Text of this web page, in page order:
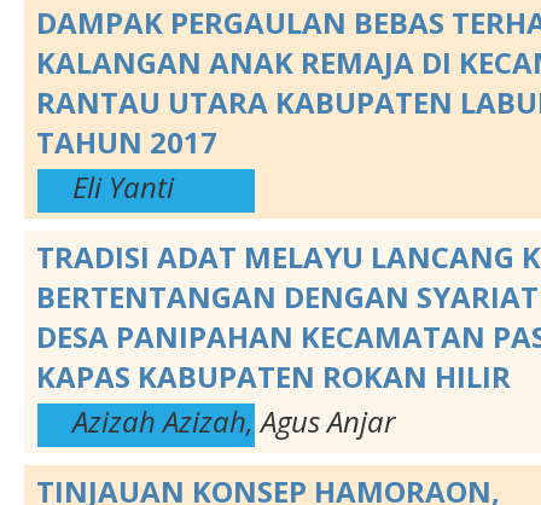
DAMPAK PERGAULAN BEBAS
KALANGAN ANAK REMAJA DI
RANTAU UTARA KABUPATEN
TAHUN 2017
Eli Yanti
TRADISI ADAT MELAYU LANCANG
BERTENTANGAN DENGAN
DESA PANIPAHAN KECAMATAN
KAPAS KABUPATEN ROKAN HILIR
Azizah Azizah, Agus Anjar
TINJAUAN KONSEP HAMORAON,